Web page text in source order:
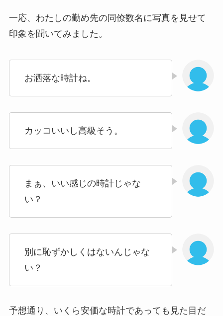
一応、わたしの勤め先の同僚数名に写真を見せて
印象を聞いてみました。
お洒落な時計ね。
カッコいいし高級そう。
まぁ、いい感じの時計じゃな
い？
別に恥ずかしくはないんじゃな
い？
予想通り、いくら安価な時計であっても見た目だ